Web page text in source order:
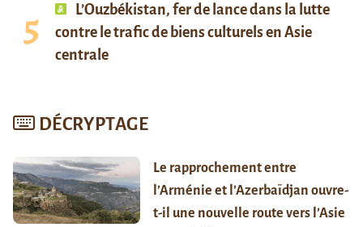
L’Ouzbékistan, fer de lance dans la lutte
contre le trafic de biens culturels en Asie
centrale
DÉCRYPTAGE
Le rapprochement entre
l’Arménie et l’Azerbaïdjan ouvre-
t-il une nouvelle route vers l’Asie